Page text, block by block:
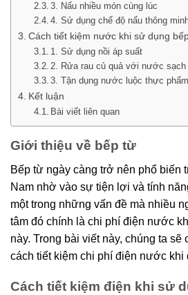
3. Nấu nhiều món cùng lúc
4. Sử dụng chế độ nấu thông
Cách tiết kiệm nước khi sử dụng
1. Sử dụng nồi áp suất
2. Rửa rau củ quả với nước sạch
3. Tận dụng nước luộc thực phẩm
Kết luận
Bài viết liên quan
Giới thiệu về bếp từ
Bếp từ ngày càng trở nên phổ biến
Nam nhờ vào sự tiện lợi và tính
một trong những vấn đề mà nhiều
tâm đó chính là chi phí điện nước
này. Trong bài viết này, chúng ta
cách tiết kiệm chi phí điện nước khi
Cách tiết kiệm điện khi sử